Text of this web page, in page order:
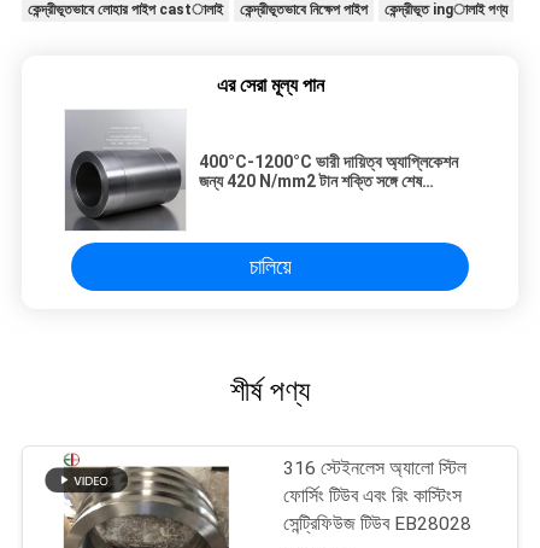
কেন্দ্রীভূতভাবে লোহার পাইপ castালাই কেন্দ্রীভূতভাবে নিক্ষেপ পাইপ কেন্দ্রীভূত ingালাই পণ্য
এর সেরা মূল্য পান
400°C-1200°C ভারী দায়িত্ব অ্যাপ্লিকেশন
জন্য 420 N/mm2 টান শক্তি সঙ্গে শেষ
চালিয়ে
শীর্ষ পণ্য
316 স্টেইনলেস অ্যালো স্টিল
ফোর্সিং টিউব এবং রিং কাস্টিংস
সেন্ট্রিফিউজ টিউব EB28028